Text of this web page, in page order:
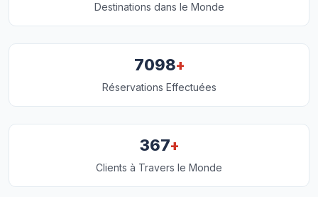
Destinations dans le Monde
7098+
Réservations Effectuées
367+
Clients à Travers le Monde